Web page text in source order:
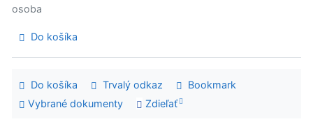
osoba
Do košíka
Do košíka Trvalý odkaz
Bookmark
Vybrané dokumenty
Zdieľať